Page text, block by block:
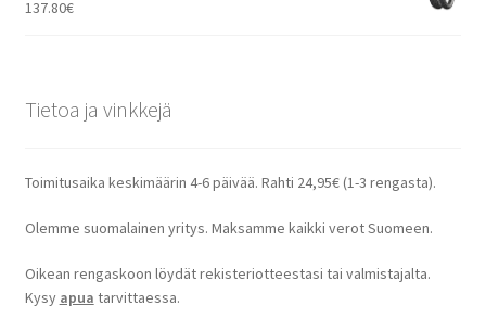
137.80€
Tietoa ja vinkkejä
Toimitusaika keskimäärin 4-6 päivää. Rahti 24,95€ (1-3 rengasta).
Olemme suomalainen yritys. Maksamme kaikki verot Suomeen.
Oikean rengaskoon löydät rekisteriotteestasi tai valmistajalta.
Kysy apua tarvittaessa.